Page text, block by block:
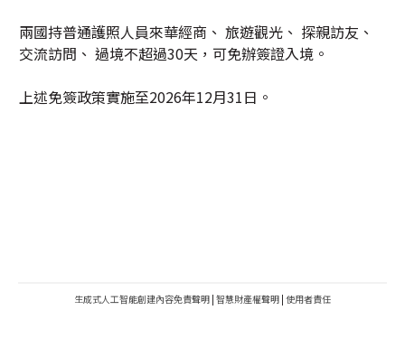
兩國持普通護照人員來華經商、 旅遊觀光、 探親訪友、
交流訪問、 過境不超過30天，可免辦簽證入境。
上述免簽政策實施至2026年12月31日。
生成式人工智能創建內容免責聲明 | 智慧財產權聲明 | 使用者責任